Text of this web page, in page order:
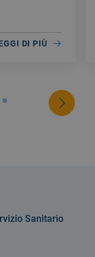
DI PIÙ
Sanitario